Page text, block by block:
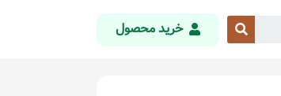
خرید محصول